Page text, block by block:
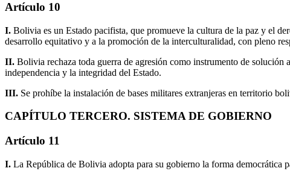
Artículo 10
I. Bolivia es un Estado pacifista, que promueve la cultura de la paz y el
desarrollo equitativo y a la promoción de la interculturalidad, con pleno
II. Bolivia rechaza toda guerra de agresión como instrumento de solución
independencia y la integridad del Estado.
III. Se prohíbe la instalación de bases militares extranjeras en territorio
CAPÍTULO TERCERO. SISTEMA DE GOBIERNO
Artículo 11
I. La República de Bolivia adopta para su gobierno la forma democrática